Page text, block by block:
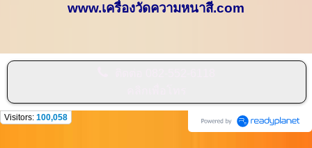
www.เครื่องวัดความหนาสี.com
Visitors: 100,058